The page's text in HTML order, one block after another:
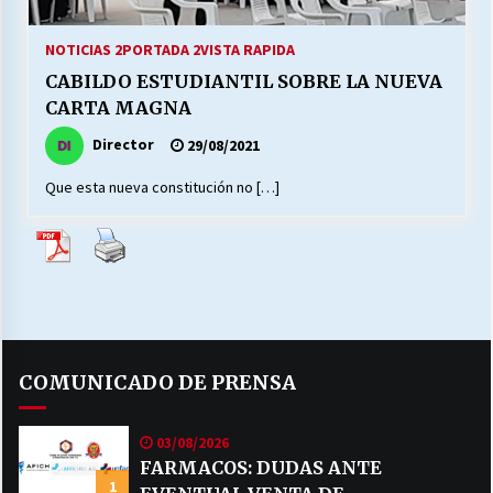
LABORAL:
13/07/2026
25/06/2026
16/06/2026
MUNICIPALIDADES, HONORARIOS, DESPIDOS
28/05/2026
NOTICIAS 2PORTADA 2VISTA RAPIDA
CABILDO ESTUDIANTIL SOBRE LA NUEVA
CARTA MAGNA
Director 29/08/2021
Que esta nueva constitución no […]
COMUNICADO DE PRENSA
1
03/08/2026
FARMACOS: DUDAS ANTE